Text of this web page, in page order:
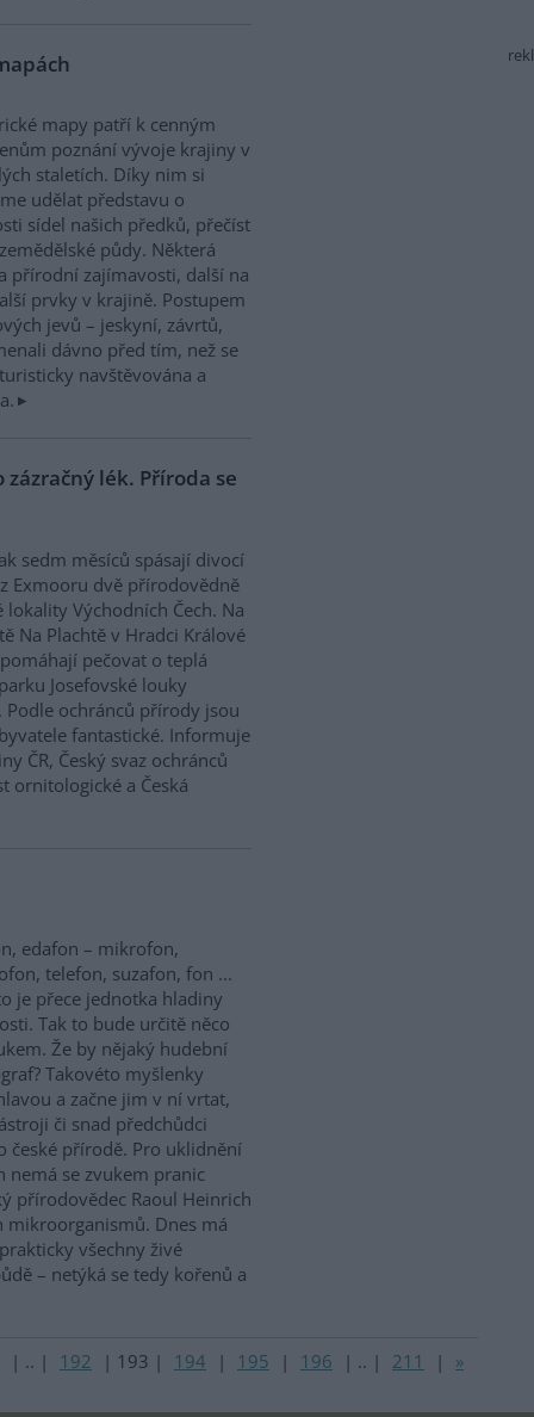
mapy patří k cenným
poznání vývoje krajiny v
staletích. Díky nim si
udělat představu o
sídel našich předků, přečíst
půdy. Některá
přírodní zajímavosti, další na
prvky v krajině. Postupem
jevů – jeskyní, závrtů,
dávno před tím, než se
navštěvována a
lék. Příroda se
sedm měsíců spásají divocí
Exmooru dvě přírodovědně
lokality Východních Čech. Na
Na Plachtě v Hradci Králové
pečovat o teplá
Josefovské louky
Podle ochránců přírody jsou
fantastické. Informuje
ČR, Český svaz ochránců
ornitologické a Česká
edafon – mikrofon,
telefon, suzafon, fon ...
je přece jednotka hladiny
Tak to bude určitě něco
Že by nějaký hudební
Takovéto myšlenky
a začne jim v ní vrtat,
či snad předchůdci
české přírodě. Pro uklidnění
nemá se zvukem pranic
přírodovědec Raoul Heinrich
mikroorganismů. Dnes má
všechny živé
– netýká se tedy kořenů a
| .. | 192 | 193 | 194 | 195 | 196 | .. | 211 | »